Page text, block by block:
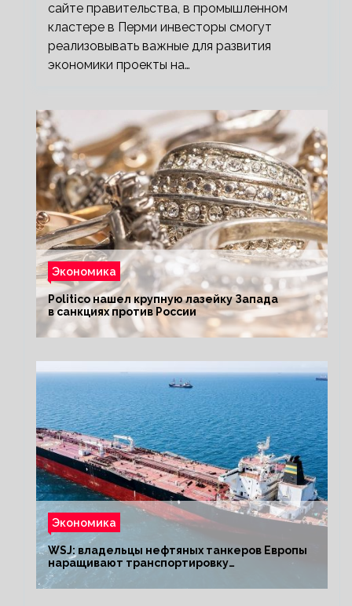
сайте правительства, в промышленном
кластере в Перми инвесторы смогут
реализовывать важные для развития
экономики проекты на…
Экономика
Politico нашел крупную лазейку Запада
в санкциях против России
Экономика
WSJ: владельцы нефтяных танкеров Европы
наращивают транспортировку
из РФ до санкций